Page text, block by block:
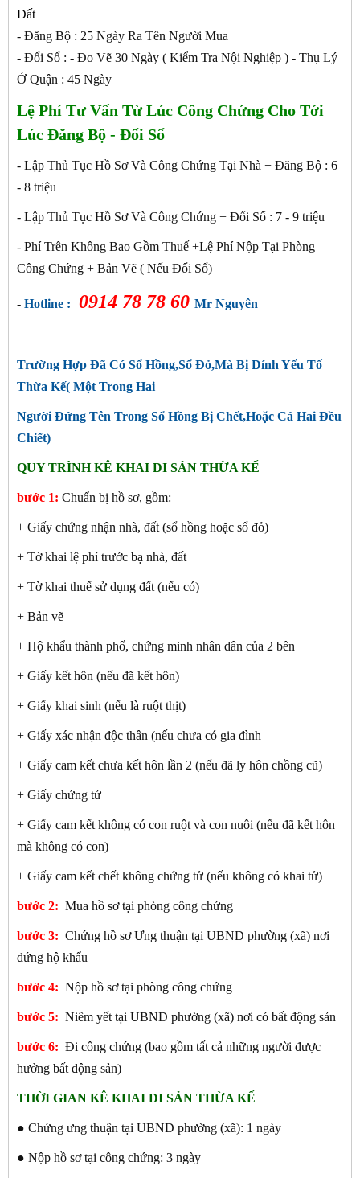
Đất
- Đăng Bộ : 25 Ngày Ra Tên Người Mua
- Đổi Sổ : - Đo Vẽ 30 Ngày ( Kiểm Tra Nội Nghiệp ) - Thụ Lý
Ở Quận : 45 Ngày
Lệ Phí Tư Vấn Từ Lúc Công Chứng Cho Tới
Lúc Đăng Bộ - Đổi Sổ
- Lập Thủ Tục Hồ Sơ Và Công Chứng Tại Nhà + Đăng Bộ : 6
- 8 triệu
- Lập Thủ Tục Hồ Sơ Và Công Chứng + Đổi Sổ : 7 - 9 triệu
- Phí Trên Không Bao Gồm Thuế +Lệ Phí Nộp Tại Phòng
Công Chứng + Bản Vẽ ( Nếu Đổi Sổ)
- Hotline : 0914 78 78 60 Mr Nguyên
Trường Hợp Đã Có Sổ Hồng,Sổ Đỏ,Mà Bị Dính Yếu Tố
Thừa Kế( Một Trong Hai
Người Đứng Tên Trong Sổ Hồng Bị Chết,Hoặc Cả Hai Đều
Chiết)
QUY TRÌNH KÊ KHAI DI SẢN THỪA KẾ
bước 1: Chuẩn bị hồ sơ, gồm:
+ Giấy chứng nhận nhà, đất (sổ hồng hoặc sổ đỏ)
+ Tờ khai lệ phí trước bạ nhà, đất
+ Tờ khai thuế sử dụng đất (nếu có)
+ Bản vẽ
+ Hộ khẩu thành phố, chứng minh nhân dân của 2 bên
+ Giấy kết hôn (nếu đã kết hôn)
+ Giấy khai sinh (nếu là ruột thịt)
+ Giấy xác nhận độc thân (nếu chưa có gia đình
+ Giấy cam kết chưa kết hôn lần 2 (nếu đã ly hôn chồng cũ)
+ Giấy chứng tử
+ Giấy cam kết không có con ruột và con nuôi (nếu đã kết hôn
mà không có con)
+ Giấy cam kết chết không chứng tử (nếu không có khai tử)
bước 2: Mua hồ sơ tại phòng công chứng
bước 3: Chứng hồ sơ Ưng thuận tại UBND phường (xã) nơi
đứng hộ khẩu
bước 4: Nộp hồ sơ tại phòng công chứng
bước 5: Niêm yết tại UBND phường (xã) nơi có bất động sản
bước 6: Đi công chứng (bao gồm tất cả những người được
hưởng bất động sản)
THỜI GIAN KÊ KHAI DI SẢN THỪA KẾ
● Chứng ưng thuận tại UBND phường (xã): 1 ngày
● Nộp hồ sơ tại công chứng: 3 ngày